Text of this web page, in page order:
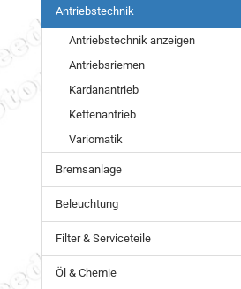
Antriebstechnik
Antriebstechnik anzeigen
Antriebsriemen
Kardanantrieb
Kettenantrieb
Variomatik
Bremsanlage
Beleuchtung
Filter & Serviceteile
Öl & Chemie